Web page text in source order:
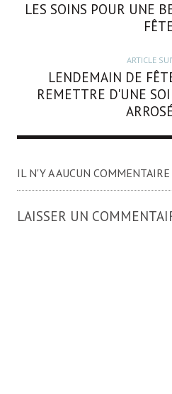
LES SOINS POUR UNE
ARTICLE
LENDEMAIN DE
REMETTRE D'UNE
IL N'Y A AUCUN COMMENTAIRE
LAISSER UN